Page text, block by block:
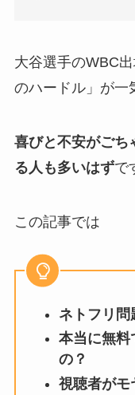
大谷選手のWBC
のハードル」が一
喜びと不安がごち
る人も多いはずで
この記事では
ネトフリ問
本当に無料
の？
視聴者がモ